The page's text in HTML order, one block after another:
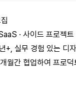
· 사이드 프로젝트
+, 실무 경험 있는 디
월간 협업하여 프로